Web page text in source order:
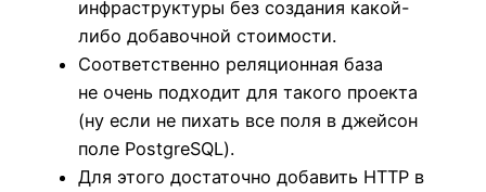
инфраструктуры без создания какой-
либо добавочной стоимости.
Соответственно реляционная база
не очень подходит для такого проекта
(ну если не пихать все поля в джейсон
поле PostgreSQL).
Для этого достаточно добавить HTTP в